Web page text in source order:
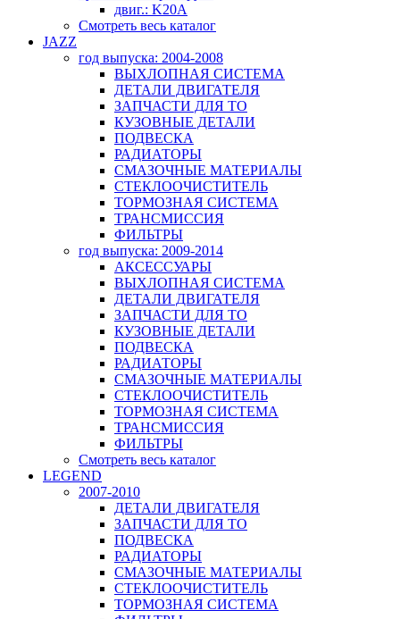
двиг.: K20A
Смотреть весь каталог
JAZZ
год выпуска: 2004-2008
ВЫХЛОПНАЯ СИСТЕМА
ДЕТАЛИ ДВИГАТЕЛЯ
ЗАПЧАСТИ ДЛЯ ТО
КУЗОВНЫЕ ДЕТАЛИ
ПОДВЕСКА
РАДИАТОРЫ
СМАЗОЧНЫЕ МАТЕРИАЛЫ
СТЕКЛООЧИСТИТЕЛЬ
ТОРМОЗНАЯ СИСТЕМА
ТРАНСМИССИЯ
ФИЛЬТРЫ
год выпуска: 2009-2014
АКСЕССУАРЫ
ВЫХЛОПНАЯ СИСТЕМА
ДЕТАЛИ ДВИГАТЕЛЯ
ЗАПЧАСТИ ДЛЯ ТО
КУЗОВНЫЕ ДЕТАЛИ
ПОДВЕСКА
РАДИАТОРЫ
СМАЗОЧНЫЕ МАТЕРИАЛЫ
СТЕКЛООЧИСТИТЕЛЬ
ТОРМОЗНАЯ СИСТЕМА
ТРАНСМИССИЯ
ФИЛЬТРЫ
Смотреть весь каталог
LEGEND
2007-2010
ДЕТАЛИ ДВИГАТЕЛЯ
ЗАПЧАСТИ ДЛЯ ТО
ПОДВЕСКА
РАДИАТОРЫ
СМАЗОЧНЫЕ МАТЕРИАЛЫ
СТЕКЛООЧИСТИТЕЛЬ
ТОРМОЗНАЯ СИСТЕМА